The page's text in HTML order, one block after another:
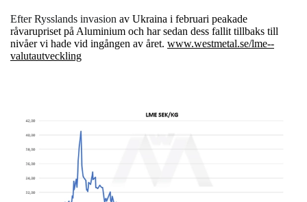
Efter Rysslands invasion av Ukraina i februari peakade
råvarupriset på Aluminium och har sedan dess fallit tillbaks till
nivåer vi hade vid ingången av året. www.westmetal.se/lme--
valutautveckling